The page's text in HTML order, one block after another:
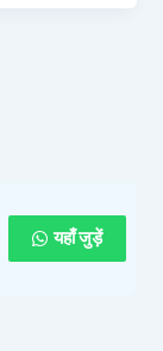
यहाँ जुड़ें